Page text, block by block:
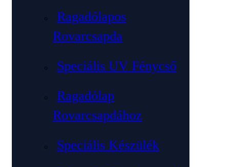
Ragadólapos
Rovarcsapda
Speciális UV Fénycső
Ragadólap
Rovarcsapdához
Speciális Készülék